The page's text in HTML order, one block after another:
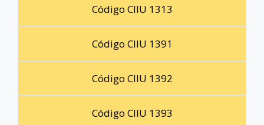
Código CIIU 1313
Código CIIU 1391
Código CIIU 1392
Código CIIU 1393